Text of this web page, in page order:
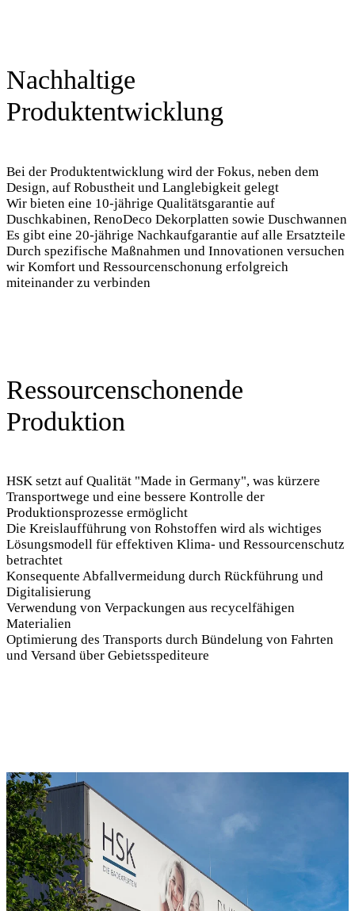
Nachhaltige
Produktentwicklung
Bei der Produktentwicklung wird der Fokus, neben dem
Design, auf Robustheit und Langlebigkeit gelegt
Wir bieten eine 10-jährige Qualitätsgarantie auf
Duschkabinen, RenoDeco Dekorplatten sowie Duschwannen
Es gibt eine 20-jährige Nachkaufgarantie auf alle Ersatzteile
Durch spezifische Maßnahmen und Innovationen versuchen
wir Komfort und Ressourcenschonung erfolgreich
miteinander zu verbinden
Ressourcenschonende
Produktion
HSK setzt auf Qualität "Made in Germany", was kürzere
Transportwege und eine bessere Kontrolle der
Produktionsprozesse ermöglicht
Die Kreislaufführung von Rohstoffen wird als wichtiges
Lösungsmodell für effektiven Klima- und Ressourcenschutz
betrachtet
Konsequente Abfallvermeidung durch Rückführung und
Digitalisierung
Verwendung von Verpackungen aus recycelfähigen
Materialien
Optimierung des Transports durch Bündelung von Fahrten
und Versand über Gebietsspediteure